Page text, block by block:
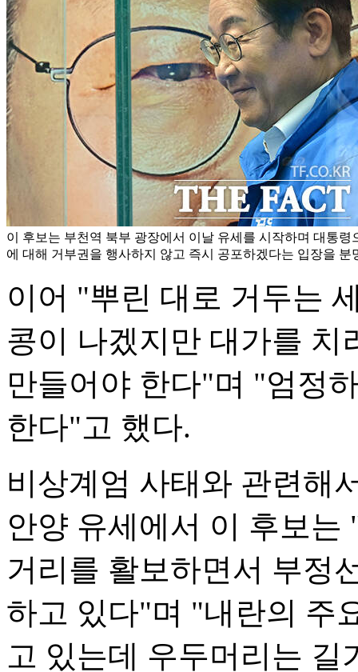
이 후보는 부천역 북부 광장에서 이날 유세를 시작하며 대통
에 대해 거부권을 행사하지 않고 즉시 공포하겠다는 입장을 분
이어 "뿌린 대로 거두는
콩이 나겠지만 대가를 치
만들어야 한다"며 "엄정
한다"고 했다.
비상계엄 사태와 관련해
안양 유세에서 이 후보는
거리를 활보하면서 부정
하고 있다"며 "내란의 주
고 있는데 우두머리는 길